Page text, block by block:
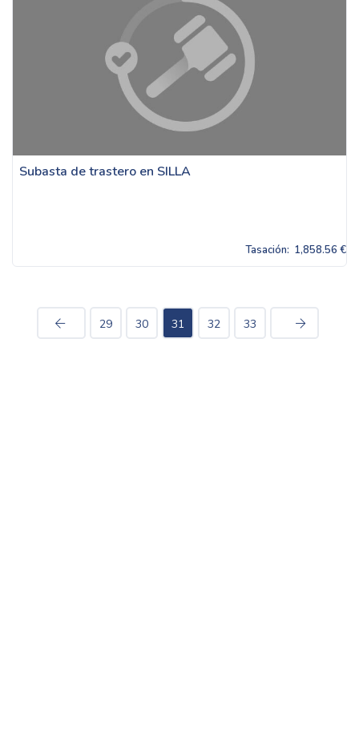
Subasta de trastero en SILLA
Tasación: 1,858.56 €
29 30 31 32 33